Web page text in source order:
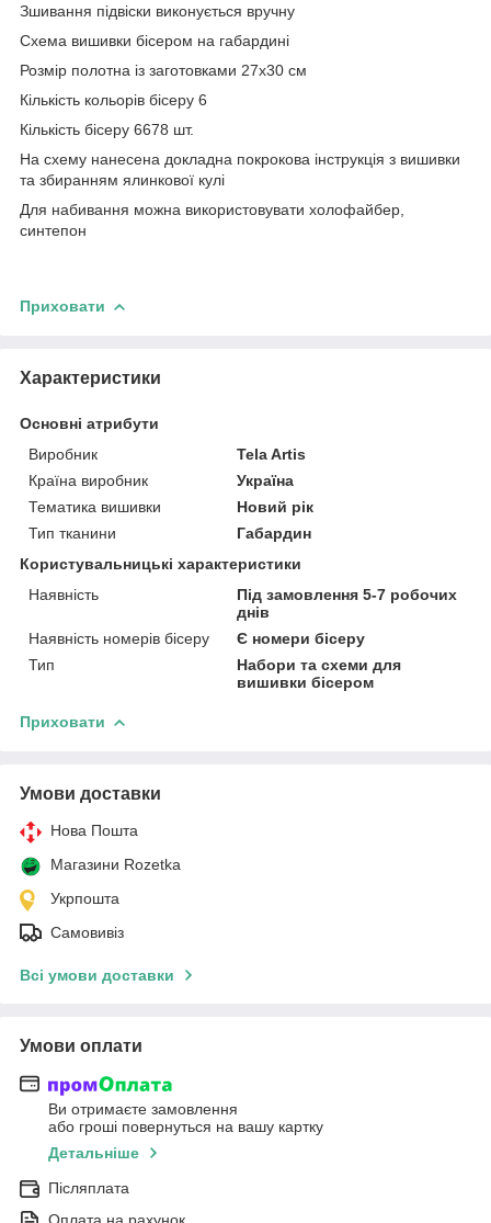
Зшивання підвіски виконується вручну
Схема вишивки бісером на габардині
Розмір полотна із заготовками 27х30 см
Кількість кольорів бісеру 6
Кількість бісеру 6678 шт.
На схему нанесена докладна покрокова інструкція з вишивки
та збиранням ялинкової кулі
Для набивання можна використовувати холофайбер,
синтепон
Приховати
Характеристики
Основні атрибути
Виробник
Tela Artis
Країна виробник
Україна
Тематика вишивки
Новий рік
Тип тканини
Габардин
Користувальницькі характеристики
Наявність
Під замовлення 5-7 робочих
днів
Наявність номерів бісеру
Є номери бісеру
Тип
Набори та схеми для
вишивки бісером
Приховати
Умови доставки
Нова Пошта
Магазини Rozetka
Укрпошта
Самовивіз
Всі умови доставки
Умови оплати
Ви отримаєте замовлення
або гроші повернуться на вашу картку
Детальніше
Післяплата